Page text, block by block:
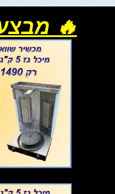
🔥